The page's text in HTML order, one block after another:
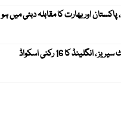
ویمنز ایشیا کپ 2026، پاکستان اور بھارت کا مقابلہ دبئی میں ہو
پاکستان کیخلاف ٹیسٹ سیریز ، انگلینڈ کا 16 رکنی اسکواڈ